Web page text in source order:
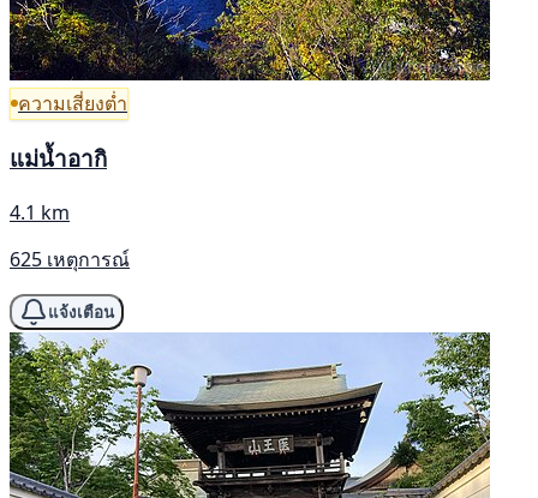
ความเสี่ยงต่ำ
แม่น้ำอากิ
4.1 km
625 เหตุการณ์
แจ้งเตือน